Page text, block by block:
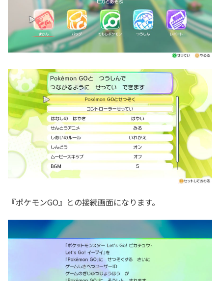
『ポケモンGO』との接続画面になります。